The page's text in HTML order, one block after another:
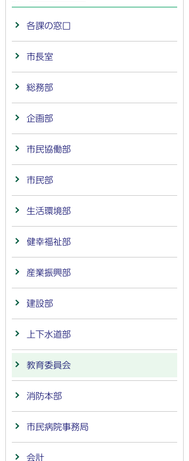
各課の窓口
市長室
総務部
企画部
市民協働部
市民部
生活環境部
健幸福祉部
産業振興部
建設部
上下水道部
教育委員会
消防本部
市民病院事務局
会計